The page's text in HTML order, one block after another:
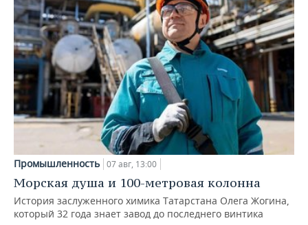
Промышленность 07 авг, 13:00
Морская душа и 100-метровая колонна
История заслуженного химика Татарстана Олега Жогина,
который 32 года знает завод до последнего винтика